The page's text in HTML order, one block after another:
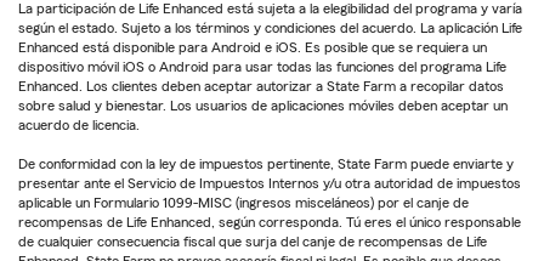
La participación de Life Enhanced está sujeta a la elegibilidad del programa y varía
según el estado. Sujeto a los términos y condiciones del acuerdo. La aplicación Life
Enhanced está disponible para Android e iOS. Es posible que se requiera un
dispositivo móvil iOS o Android para usar todas las funciones del programa Life
Enhanced. Los clientes deben aceptar autorizar a State Farm a recopilar datos
sobre salud y bienestar. Los usuarios de aplicaciones móviles deben aceptar un
acuerdo de licencia.
De conformidad con la ley de impuestos pertinente, State Farm puede enviarte y
presentar ante el Servicio de Impuestos Internos y/u otra autoridad de impuestos
aplicable un Formulario 1099-MISC (ingresos misceláneos) por el canje de
recompensas de Life Enhanced, según corresponda. Tú eres el único responsable
de cualquier consecuencia fiscal que surja del canje de recompensas de Life